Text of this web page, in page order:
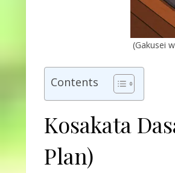
(Gakusei
Contents
Kosakata
Plan)